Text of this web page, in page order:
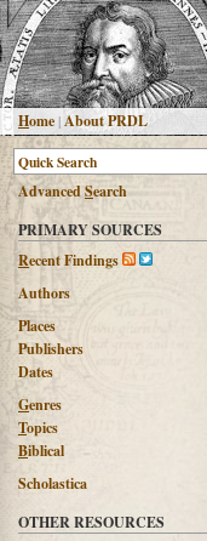
Home|About PRDL
AdvancedSearch
PRIMARY SOURCES
Recent Findings
Authors
Places
Publishers
Dates
Genres
Topics
Biblical
Scholastica
OTHER RESOURCES